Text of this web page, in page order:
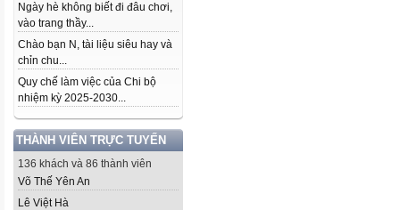
Ngày hè không biết đi đâu chơi,
vào trang thầy...
Chào bạn N, tài liệu siêu hay và
chỉn chu...
Quy chế làm việc của Chi bộ
nhiệm kỳ 2025-2030...
THÀNH VIÊN TRỰC TUYẾN
136 khách và 86 thành viên
Võ Thế Yên An
Lê Việt Hà